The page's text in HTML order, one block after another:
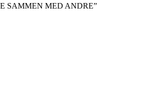
SAMMEN MED ANDRE”